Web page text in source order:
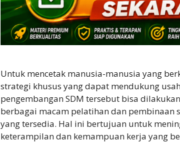
Untuk mencetak manusia-manusia yang
strategi khusus yang dapat mendukung
pengembangan SDM tersebut bisa
berbagai macam pelatihan dan pembinaan
yang tersedia. Hal ini bertujuan untuk
keterampilan dan kemampuan kerja yang